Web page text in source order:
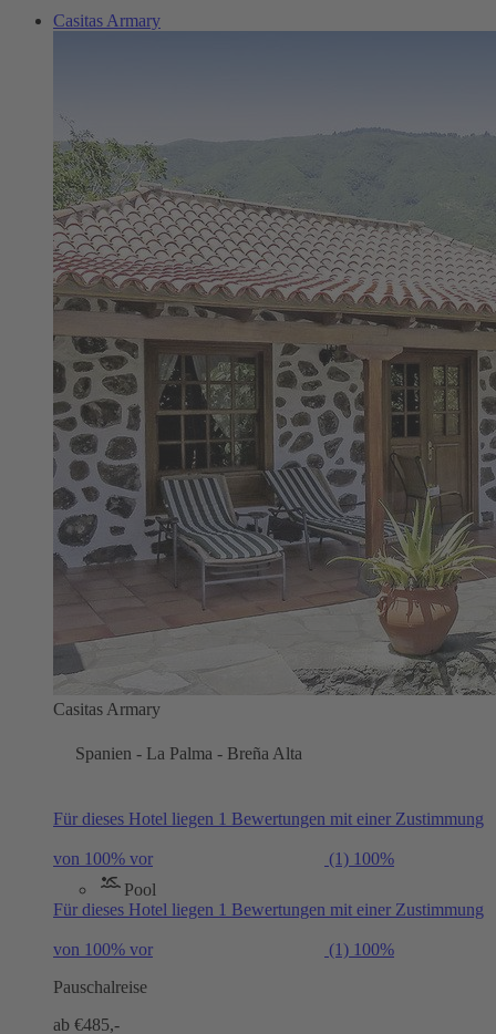
Casitas Armary
Casitas Armary
Spanien - La Palma - Breña Alta
Für dieses Hotel liegen 1 Bewertungen mit einer Zustimmung
von 100% vor (1) 100%
Pool
Für dieses Hotel liegen 1 Bewertungen mit einer Zustimmung
von 100% vor (1) 100%
Pauschalreise
ab €485,-